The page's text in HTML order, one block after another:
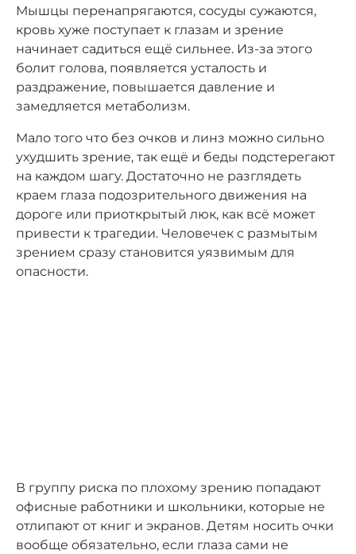
Мышцы перенапрягаются, сосуды сужаются,
кровь хуже поступает к глазам и зрение
начинает садиться ещё сильнее. Из-за этого
болит голова, появляется усталость и
раздражение, повышается давление и
замедляется метаболизм.
Мало того что без очков и линз можно сильно
ухудшить зрение, так ещё и беды подстерегают
на каждом шагу. Достаточно не разглядеть
краем глаза подозрительного движения на
дороге или приоткрытый люк, как всё может
привести к трагедии. Человечек с размытым
зрением сразу становится уязвимым для
опасности.
В группу риска по плохому зрению попадают
офисные работники и школьники, которые не
отлипают от книг и экранов. Детям носить очки
вообще обязательно, если глаза сами не